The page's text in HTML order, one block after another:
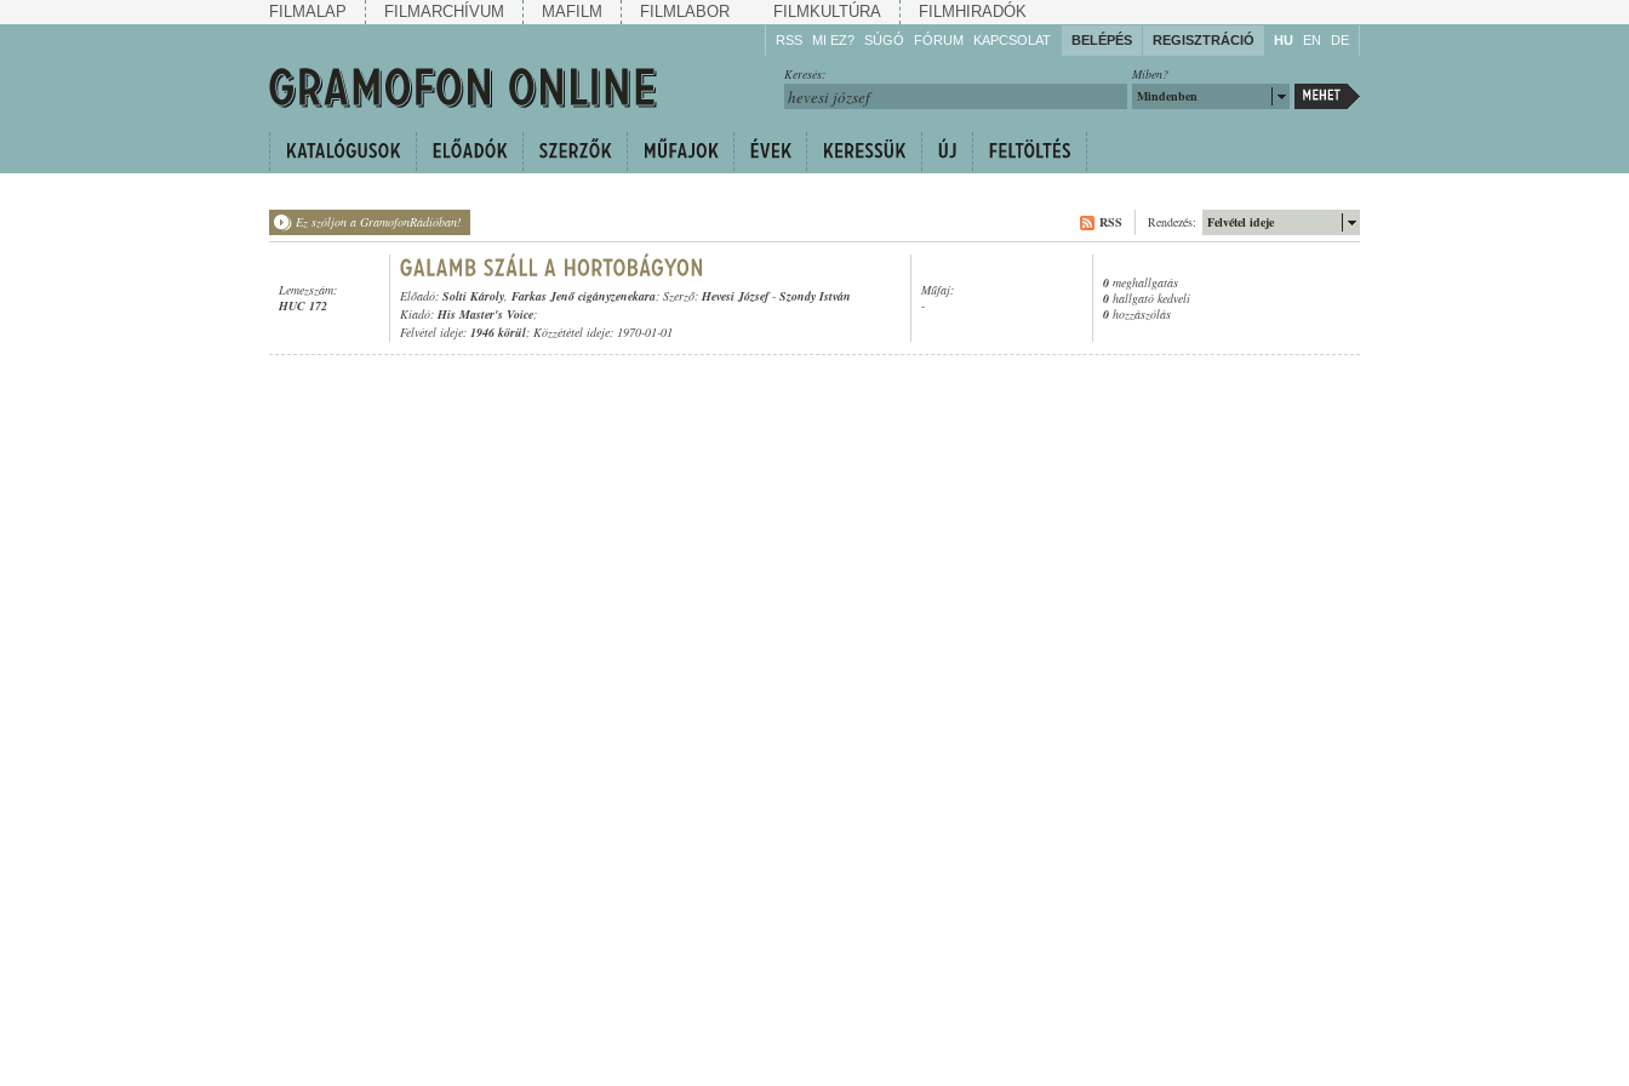
FILMALAP FILMARCHÍVUM MAFILM FILMLABOR FILMKULTÚRA FILMHIRADÓK
RSS MI EZ? SÚGÓ
Gyarapítsa!
Kövesse!
FÓRUM KAPCSOLAT BELÉPÉS REGISZTRÁCIÓ HU EN DE
Miben?
Mindenben
Keresés:
Ez szóljon a GramofonRádióban! Felvétel ideje
Rendezés:
RSS
Lemezszám:
HUC 172
Előadó: Solti Károly, Farkas Jenő cigányzenekara; Szerző: Hevesi József- Szondy István
Kiadó: His Master's Voice;
Felvétel ideje: 1946 körül; Közzététel ideje: 1970-01-01
Műfaj:
-
0 meghallgatás
0 hallgató kedveli
0 hozzászólás